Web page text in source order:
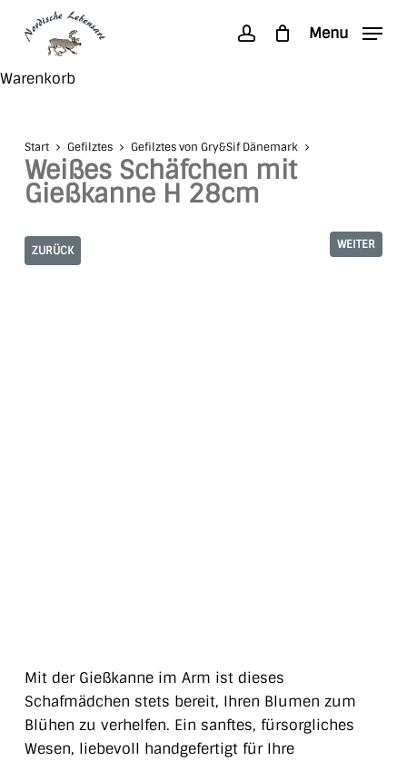
content
accountMenu
WarenkorbClose
Start Gefilztes Gefilztes von Gry&Sif Dänemark
Weißes Schäfchen mit
Gießkanne H 28cm
ZURÜCK WEITER
Mit der Gießkanne im Arm ist dieses
Schafmädchen stets bereit, Ihren Blumen zum
Blühen zu verhelfen. Ein sanftes, fürsorgliches
Wesen, liebevoll handgefertigt für Ihre